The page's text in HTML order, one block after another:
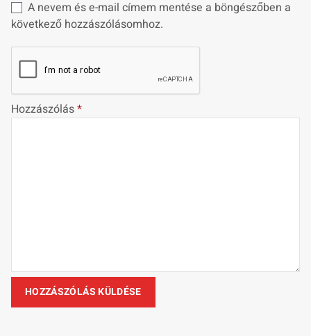
A nevem és e-mail címem mentése a böngészőben a
következő hozzászólásomhoz.
Hozzászólás*